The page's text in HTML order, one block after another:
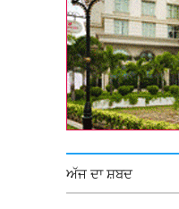
ਅੱਜ ਦਾ ਸ਼ਬਦ